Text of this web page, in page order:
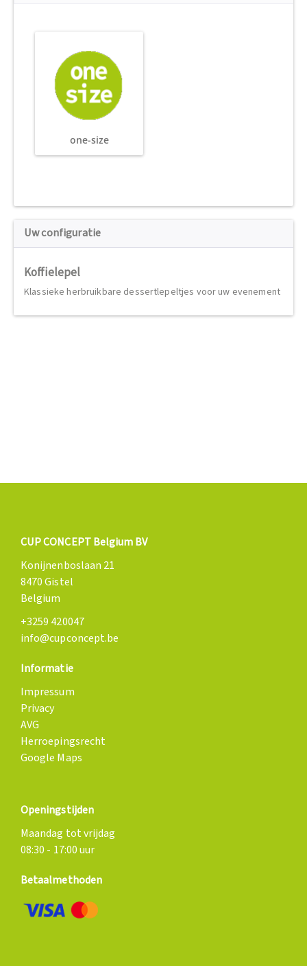
one-size
Uw configuratie
Koffielepel
Klassieke herbruikbare dessertlepeltjes voor uw evenement
CUP CONCEPT Belgium BV
Konijnenboslaan 21
8470 Gistel
Belgium
+3259 420047
info@cupconcept.be
Informatie
Impressum
Privacy
AVG
Herroepingsrecht
Google Maps
Openingstijden
Maandag tot vrijdag
08:30 - 17:00 uur
Betaalmethoden